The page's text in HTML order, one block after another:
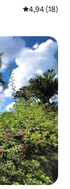
4,94 de uma
4,94 (18)